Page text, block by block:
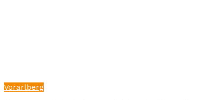
Vorarlberg